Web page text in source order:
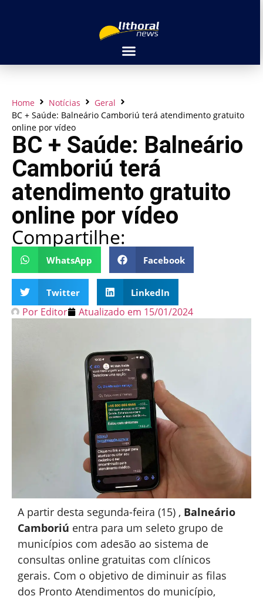
Home Notícias
Geral
BC + Saúde: Balneário Camboriú terá atendimento gratuito
online por vídeo
BC + Saúde: Balneário
Camboriú terá
atendimento gratuito
online por vídeo
Compartilhe:
WhatsApp Facebook
Twitter LinkedIn
Por Editor Atualizado em 15/01/2024
A partir desta segunda-feira (15) , Balneário
Camboriú entra para um seleto grupo de
municípios com adesão ao sistema de
consultas online gratuitas com clínicos
gerais. Com o objetivo de diminuir as filas
dos Pronto Atendimentos do município,